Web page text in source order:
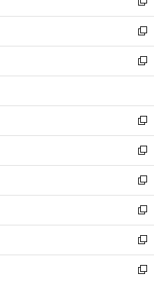
開
く
ウ
で
開
く
ィ
ン
ド
ウ
で
開
い
ウ
ィ
ン
ド
ウ
開
く
新
し
い
ウ
ィ
ン
ウ
で
開
く
新
し
い
ウ
ン
ド
ウ
で
開
く
新
し
ウ
ィ
ン
ド
ウ
で
開
く
新
し
い
ウ
ィ
ン
ド
ウ
で
開
く
新
し
い
ウ
ィ
ン
ド
ウ
で
新
し
い
ウ
ィ
ン
ド
新
し
い
ウ
ィ
新
し
い
新